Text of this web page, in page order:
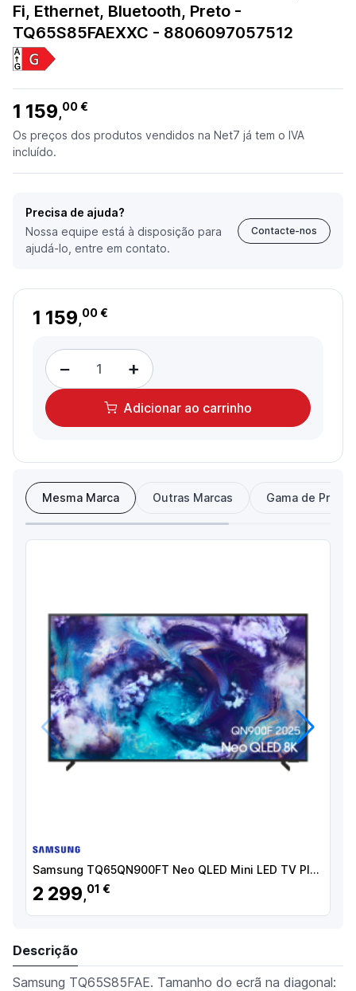
Fi, Ethernet, Bluetooth, Preto -
TQ65S85FAEXXC - 8806097057512
1 159,00 €
Os preços dos produtos vendidos na Net7 já tem o IVA
incluído.
Precisa de ajuda?
Nossa equipe está à disposição para
ajudá-lo, entre em contato.
Contacte-nos
1 159,00 €
− +
Adicionar ao carrinho
Mesma Marca Outras Marcas Gama de Preço
Anterior Próximo
Samsung TQ65QN900FT Neo QLED Mini LED TV Plano 165,1 cm (65") 8K Ultra HD, Smart TV, Wi-Fi, Ethernet, LAN, Bluetooth, Preto - TQ65QN900FTXXC - 8806097068396
2 299,01 €
Descrição
Samsung TQ65S85FAE. Tamanho do ecrã na diagonal: